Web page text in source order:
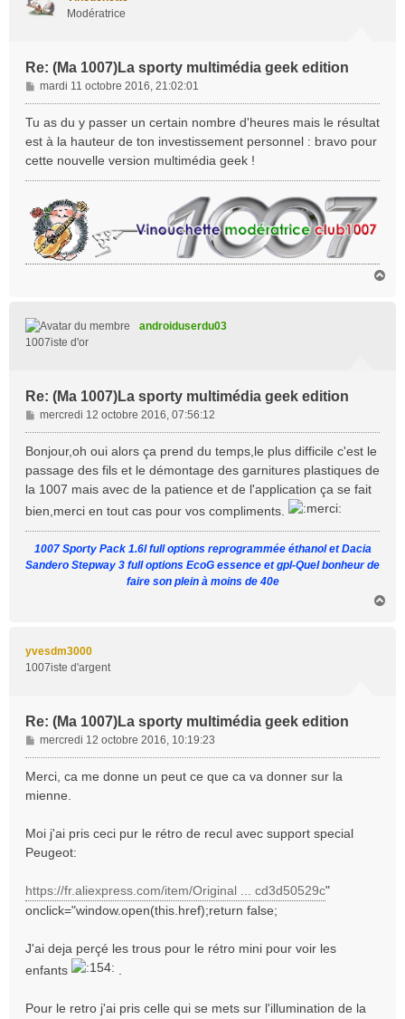
Modératrice
Re: (Ma 1007)La sporty multimédia geek edition
M
e
a
g
e
mardi 11 octobre 2016, 21:02:01
Tu as du y passer un certain nombre d'heures mais le résultat
est à la hauteur de ton investissement personnel : bravo pour
cette nouvelle version multimédia geek !
androiduserdu03
1007iste d'or
Re: (Ma 1007)La sporty multimédia geek edition
M
e
s
g
e
mercredi 12 octobre 2016, 07:56:12
Bonjour,oh oui alors ça prend du temps,le plus difficile c'est le
passage des fils et le démontage des garnitures plastiques de
la 1007 mais avec de la patience et de l'application ça se fait
bien,merci en tout cas pour vos compliments.
1007 Sporty Pack 1.6l full options reprogrammée éthanol et Dacia
Sandero Stepway 3 full options EcoG essence et gpl-Quel bonheur de
faire son plein à moins de 40e
yvesdm3000
1007iste d'argent
Re: (Ma 1007)La sporty multimédia geek edition
M
e
s
s
e
mercredi 12 octobre 2016, 10:19:23
Merci, ca me donne un peut ce que ca va donner sur la
mienne.
Moi j'ai pris ceci pur le rétro de recul avec support special
Peugeot:
https://fr.aliexpress.com/item/Original ... cd3d50529c"
onclick="window.open(this.href);return false;
J'ai deja perçé les trous pour le rétro mini pour voir les
enfants
.
Pour le retro j'ai pris celle qui se mets sur l'illumination de la